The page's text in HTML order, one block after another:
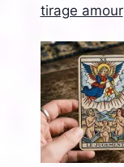
tirage amour